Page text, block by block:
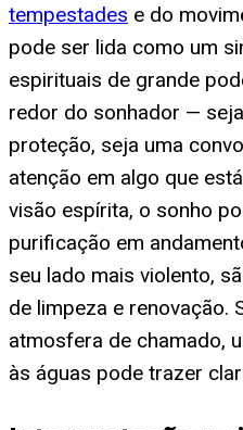
tempestades e do
pode ser lida como um
espirituais de grande
redor do sonhador —
proteção, seja uma
atenção em algo que
visão espírita, o sonho
purificação em
seu lado mais violento,
de limpeza e renovação.
atmosfera de chamado,
às águas pode trazer